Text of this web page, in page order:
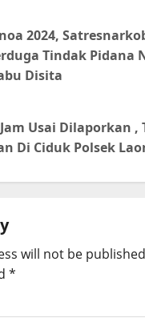
2024,
Tindak Pidana
Disita
Usai Dilaporkan ,
Di Ciduk Polsek
will not be
*